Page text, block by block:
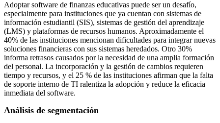
Adoptar software de finanzas educativas puede ser un desafío,
especialmente para instituciones que ya cuentan con sistemas de
información estudiantil (SIS), sistemas de gestión del aprendizaje
(LMS) y plataformas de recursos humanos. Aproximadamente el
40% de las instituciones mencionan dificultades para integrar nuevas
soluciones financieras con sus sistemas heredados. Otro 30%
informa retrasos causados ​​por la necesidad de una amplia formación
del personal. La incorporación y la gestión de cambios requieren
tiempo y recursos, y el 25 % de las instituciones afirman que la falta
de soporte interno de TI ralentiza la adopción y reduce la eficacia
inmediata del software.
Análisis de segmentación